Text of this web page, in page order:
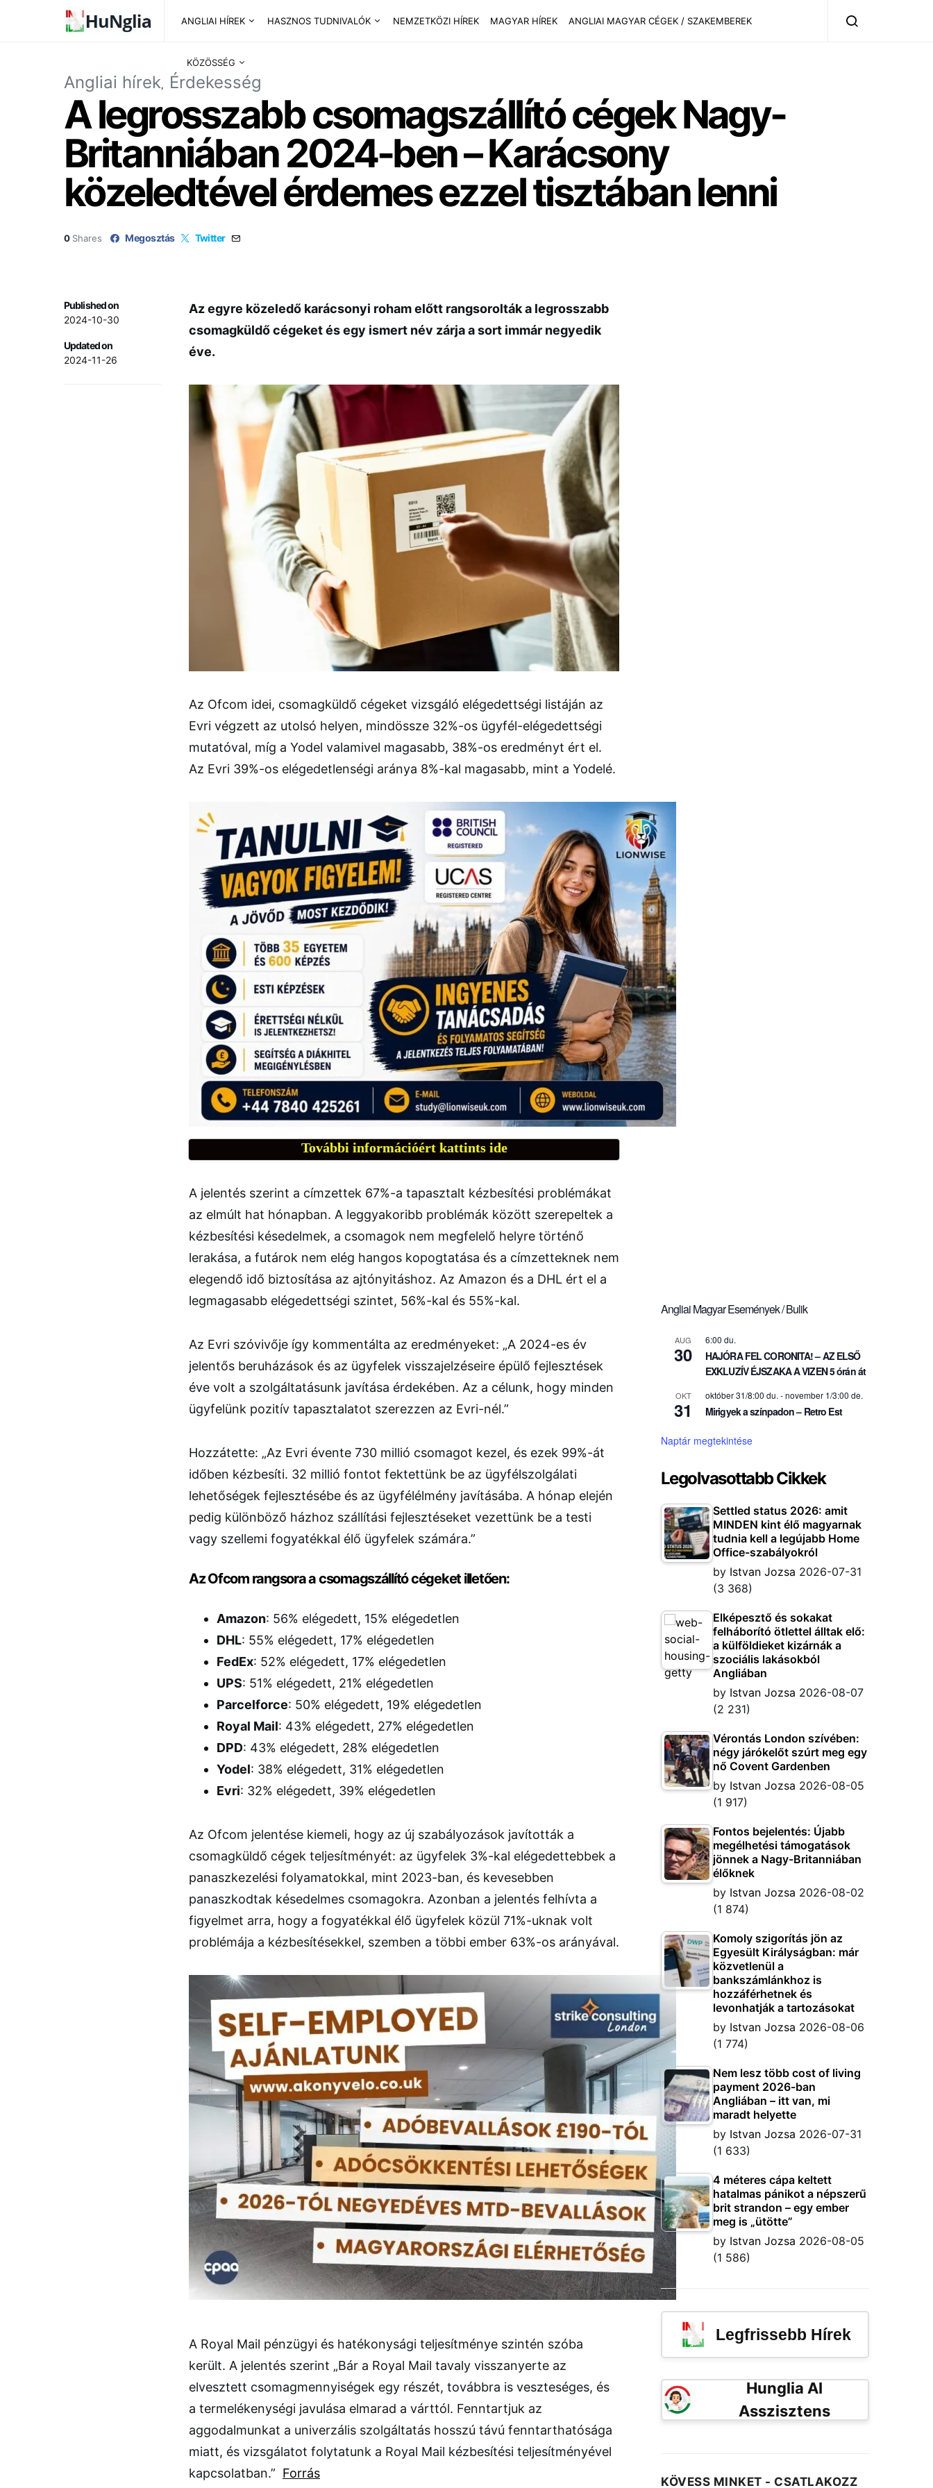
ANGLIAI HÍREK HASZNOS TUDNIVALÓK NEMZETKÖZI HÍREK MAGYAR HÍREK ANGLIAI MAGYAR CÉGEK / SZAKEMBEREK
KÖZÖSSÉG
Angliai hírek Érdekesség
A legrosszabb csomagszállító cégek Nagy-
Britanniában 2024-ben – Karácsony
közeledtével érdemes ezzel tisztában lenni
0 Shares Megosztás Twitter
Published on
2024-10-30
Updated on
2024-11-26
Az egyre közeledő karácsonyi roham előtt rangsorolták a legrosszabb
csomagküldő cégeket és egy ismert név zárja a sort immár negyedik
éve.
Az Ofcom idei, csomagküldő cégeket vizsgáló elégedettségi listáján az
Evri végzett az utolsó helyen, mindössze 32%-os ügyfél-elégedettségi
mutatóval, míg a Yodel valamivel magasabb, 38%-os eredményt ért el.
Az Evri 39%-os elégedetlenségi aránya 8%-kal magasabb, mint a Yodelé.
További információért kattints ide
A jelentés szerint a címzettek 67%-a tapasztalt kézbesítési problémákat
az elmúlt hat hónapban. A leggyakoribb problémák között szerepeltek a
kézbesítési késedelmek, a csomagok nem megfelelő helyre történő
lerakása, a futárok nem elég hangos kopogtatása és a címzetteknek nem
elegendő idő biztosítása az ajtónyitáshoz. Az Amazon és a DHL ért el a
legmagasabb elégedettségi szintet, 56%-kal és 55%-kal.
Az Evri szóvivője így kommentálta az eredményeket: „A 2024-es év
jelentős beruházások és az ügyfelek visszajelzéseire épülő fejlesztések
éve volt a szolgáltatásunk javítása érdekében. Az a célunk, hogy minden
ügyfelünk pozitív tapasztalatot szerezzen az Evri-nél.”
Hozzátette: „Az Evri évente 730 millió csomagot kezel, és ezek 99%-át
időben kézbesíti. 32 millió fontot fektettünk be az ügyfélszolgálati
lehetőségek fejlesztésébe és az ügyfélélmény javításába. A hónap elején
pedig különböző házhoz szállítási fejlesztéseket vezettünk be a testi
vagy szellemi fogyatékkal élő ügyfelek számára.”
Az Ofcom rangsora a csomagszállító cégeket illetően:
Amazon: 56% elégedett, 15% elégedetlen
DHL: 55% elégedett, 17% elégedetlen
FedEx: 52% elégedett, 17% elégedetlen
UPS: 51% elégedett, 21% elégedetlen
Parcelforce: 50% elégedett, 19% elégedetlen
Royal Mail: 43% elégedett, 27% elégedetlen
DPD: 43% elégedett, 28% elégedetlen
Yodel: 38% elégedett, 31% elégedetlen
Evri: 32% elégedett, 39% elégedetlen
Az Ofcom jelentése kiemeli, hogy az új szabályozások javították a
csomagküldő cégek teljesítményét: az ügyfelek 3%-kal elégedettebbek a
panaszkezelési folyamatokkal, mint 2023-ban, és kevesebben
panaszkodtak késedelmes csomagokra. Azonban a jelentés felhívta a
figyelmet arra, hogy a fogyatékkal élő ügyfelek közül 71%-uknak volt
problémája a kézbesítésekkel, szemben a többi ember 63%-os arányával.
A Royal Mail pénzügyi és hatékonysági teljesítménye szintén szóba
került. A jelentés szerint „Bár a Royal Mail tavaly visszanyerte az
elvesztett csomagmennyiségek egy részét, továbbra is veszteséges, és
a termelékenységi javulása elmarad a várttól. Fenntartjuk az
aggodalmunkat a univerzális szolgáltatás hosszú távú fenntarthatósága
miatt, és vizsgálatot folytatunk a Royal Mail kézbesítési teljesítményével
kapcsolatban.” Forrás
Angliai Magyar Események / Bulik
AUG
30
6:00 du.
HAJÓRA FEL CORONITA! – AZ ELSŐ
EXKLUZÍV ÉJSZAKA A VIZEN 5 órán át
OKT
31
október 31/8:00 du. -november 1/3:00 de.
Mirigyek a színpadon – Retro Est
Naptár megtekintése
Legolvasottabb Cikkek
Settled status 2026: amit
MINDEN kint élő magyarnak
tudnia kell a legújabb Home
Office-szabályokról
by Istvan Jozsa 2026-07-31
(3 368)
Elképesztő és sokakat
felháborító ötlettel álltak elő:
a külföldieket kizárnák a
szociális lakásokból
Angliában
by Istvan Jozsa 2026-08-07
(2 231)
Vérontás London szívében:
négy járókelőt szúrt meg egy
nő Covent Gardenben
by Istvan Jozsa 2026-08-05
(1 917)
Fontos bejelentés: Újabb
megélhetési támogatások
jönnek a Nagy-Britanniában
élőknek
by Istvan Jozsa 2026-08-02
(1 874)
Komoly szigorítás jön az
Egyesült Királyságban: már
közvetlenül a
bankszámlánkhoz is
hozzáférhetnek és
levonhatják a tartozásokat
by Istvan Jozsa 2026-08-06
(1 774)
Nem lesz több cost of living
payment 2026-ban
Angliában – itt van, mi
maradt helyette
by Istvan Jozsa 2026-07-31
(1 633)
4 méteres cápa keltett
hatalmas pánikot a népszerű
brit strandon – egy ember
meg is „ütötte”
by Istvan Jozsa 2026-08-05
(1 586)
Legfrissebb Hírek
Hunglia AI
Asszisztens
KÖVESS MINKET - CSATLAKOZZ